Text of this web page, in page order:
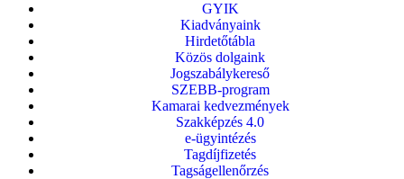
GYIK
Kiadványaink
Hirdetőtábla
Közös dolgaink
Jogszabálykereső
SZEBB-program
Kamarai kedvezmények
Szakképzés 4.0
e-ügyintézés
Tagdíjfizetés
Tagságellenőrzés